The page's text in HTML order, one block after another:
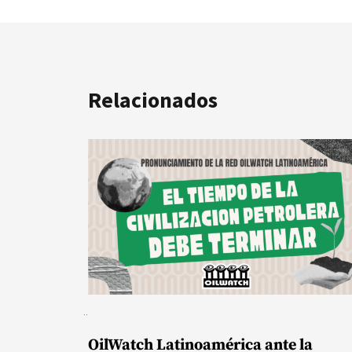
Relacionados
OilWatch Latinoamérica ante la